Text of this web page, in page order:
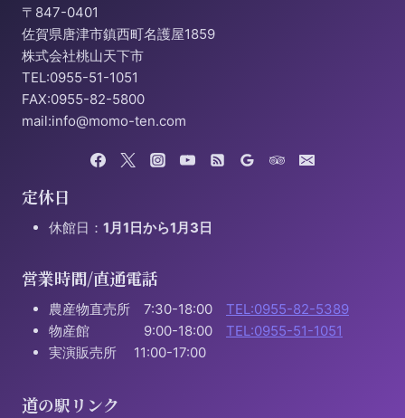
〒847-0401
佐賀県唐津市鎮西町名護屋1859
株式会社桃山天下市
TEL:0955-51-1051
FAX:0955-82-5800
mail:info@momo-ten.com
定休日
休館日： 1月1日から1月3日
営業時間/直通電話
農産物直売所 7:30-18:00 TEL:0955-82-5389
物産館 9:00-18:00 TEL:0955-51-1051
実演販売所 11:00-17:00
道の駅リンク